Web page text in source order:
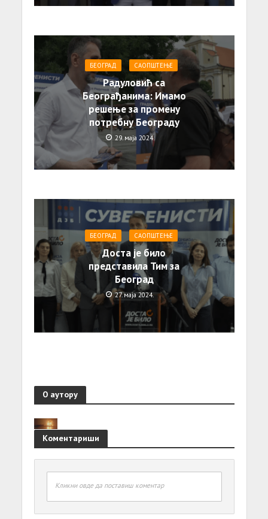
БЕОГРАД САОПШТЕЊE
Радуловић са
Београђанима: Имамо
решење за промену
потребну Београду
29. маја 2024.
БЕОГРАД САОПШТЕЊE
Доста је било
представила Тим за
Београд
27. маја 2024.
О аутору
Коментариши
Кликни овде да поставиш коментар